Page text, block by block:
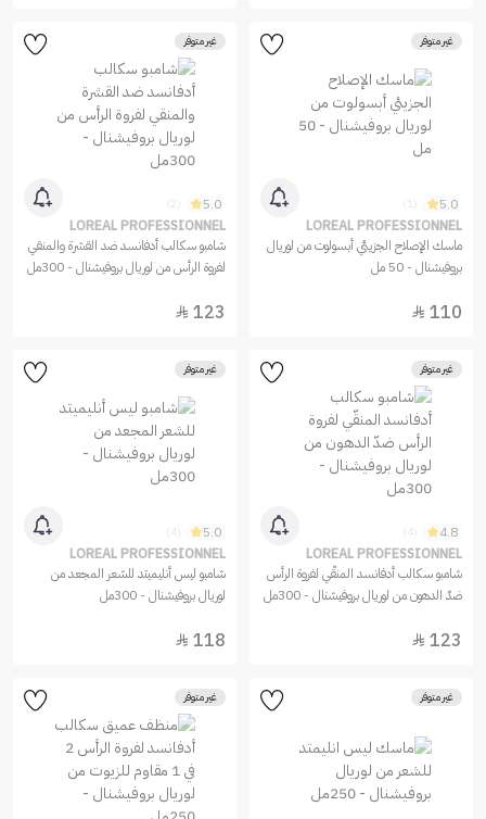
غير متوفر
5.0
LOREAL PROFESSIONNEL
ماسك الإصلاح الجزيئي أبسولوت من لوريال
بروفيشنال - 50 مل
110

غير متوفر
5.0
LOREAL PROFESSIONNEL
شامبو سكالب أدفانسد ضد القشرة والمنقي
لفروة الرأس من لوريال بروفيشنال - 300مل
123

غير متوفر
4.8
LOREAL PROFESSIONNEL
شامبو سكالب أدفانسد المنقّي لفروة الرأس
ضدّ الدهون من لوريال بروفيشنال - 300مل
123

غير متوفر
5.0
LOREAL PROFESSIONNEL
شامبو ليس أنليميتد للشعر المجعد من
لوريال بروفيشنال - 300مل
118

غير متوفر غير متوفر